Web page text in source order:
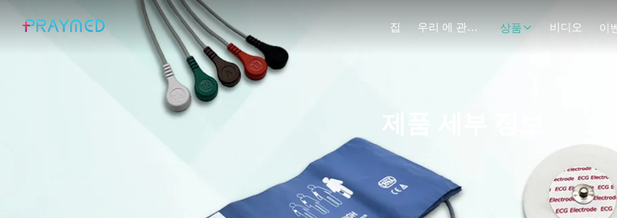
집 우리 에 관한 것 상품 비디오 이